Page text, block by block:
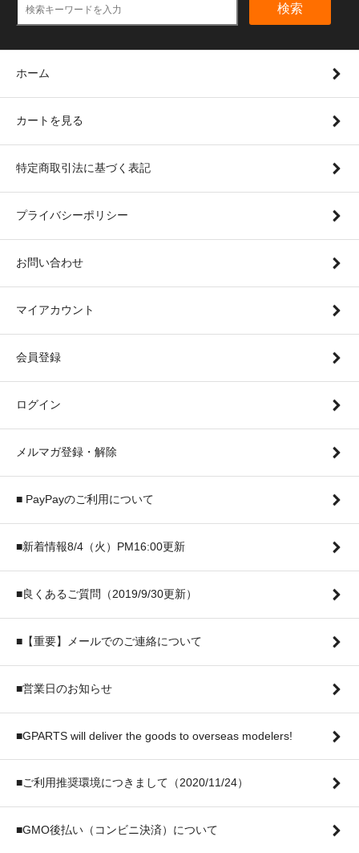
検索
ホーム
カートを見る
特定商取引法に基づく表記
プライバシーポリシー
お問い合わせ
マイアカウント
会員登録
ログイン
メルマガ登録・解除
■ PayPayのご利用について
■新着情報8/4（火）PM16:00更新
■良くあるご質問（2019/9/30更新）
■【重要】メールでのご連絡について
■営業日のお知らせ
■GPARTS will deliver the goods to overseas modelers!
■ご利用推奨環境につきまして（2020/11/24）
■GMO後払い（コンビニ決済）について